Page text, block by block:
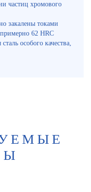
частиц хромового
закалены токами
62 HRC
особого качества,